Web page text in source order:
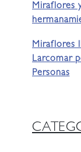
Miraflores
Miraflores
Larcomar
Personas